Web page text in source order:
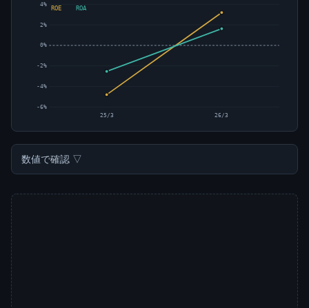
-6%
-4%
-2%
0%
2%
4%
ROE ROA
25/3 26/3
数値で確認 ▽